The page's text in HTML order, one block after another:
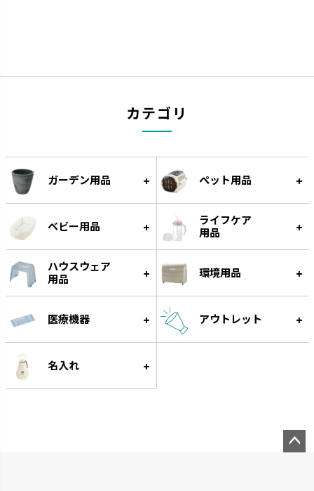
受皿に貯水する底面給水タイプ
エコル
手作り感のある暖かな風合いで
スラック ジョーロ
大容量なのにスリムなじょうろ
です。
グレース
カテゴリ
ガーデン用品 ペット用品
ベビー用品
ライフケア
用品
ハウスウェア
用品
環境用品
医療機器 アウトレット
名入れ